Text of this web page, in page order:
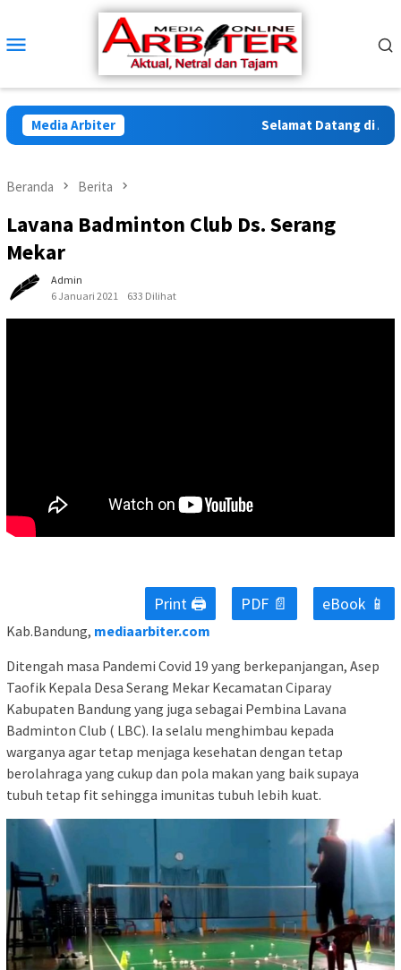
konten
Mobile
Media Arbiter Selamat Datang di
Beranda Berita
Lavana Badminton Club Ds. Serang
Mekar
Admin
6 Januari 2021
633 Dilihat
Print 🖨 PDF 📄 eBook 📱
Kab.Bandung, mediaarbiter.com
Ditengah masa Pandemi Covid 19 yang berkepanjangan, Asep
Taofik Kepala Desa Serang Mekar Kecamatan Ciparay
Kabupaten Bandung yang juga sebagai Pembina Lavana
Badminton Club ( LBC). Ia selalu menghimbau kepada
warganya agar tetap menjaga kesehatan dengan tetap
berolahraga yang cukup dan pola makan yang baik supaya
tubuh tetap fit sehingga imunitas tubuh lebih kuat.